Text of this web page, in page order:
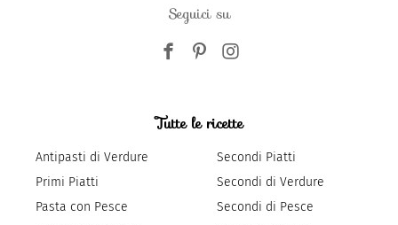
Seguici su
Tutte le ricette
Antipasti di Verdure
Primi Piatti
Pasta con Pesce
Secondi Piatti
Secondi di Verdure
Secondi di Pesce